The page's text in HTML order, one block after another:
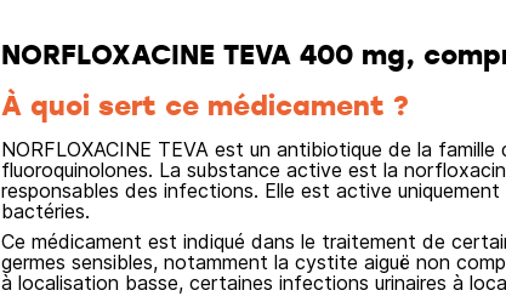
NORFLOXACINE TEVA 400 mg,
À quoi sert ce médicament ?
NORFLOXACINE TEVA est un antibiotique de la famille
fluoroquinolones. La substance active est la
responsables des infections. Elle est active
bactéries.
Ce médicament est indiqué dans le traitement de
germes sensibles, notamment la cystite aiguë non
à localisation basse, certaines infections urinaires à